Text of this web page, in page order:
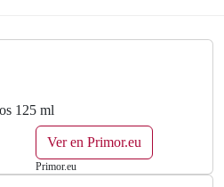
125 ml
Ver en Primor.eu
Primor.eu